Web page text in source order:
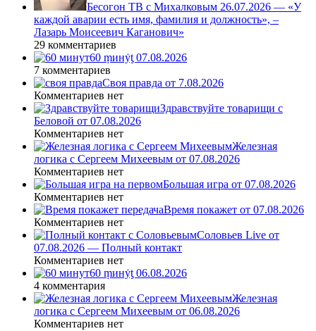
Бесогон ТВ с Михалковым 26.07.2026 — «У
каждой аварии есть имя, фамилия и должность», –
Лазарь Моисеевич Каганович»
29 комментариев
60 ṃинẏƫ 07.08.2026
7 комментариев
Своя правда от 7.08.2026
Комментариев нет
Здравствуйте товарищи с
Беловой от 07.08.2026
Комментариев нет
Железная
логика с Сергеем Михеевым от 07.08.2026
Комментариев нет
Большая игра от 07.08.2026
Комментариев нет
Время покажет от 07.08.2026
Комментариев нет
Соловьев Live от
07.08.2026 — Полный контакт
Комментариев нет
60 ṃинẏƫ 06.08.2026
4 комментария
Железная
логика с Сергеем Михеевым от 06.08.2026
Комментариев нет